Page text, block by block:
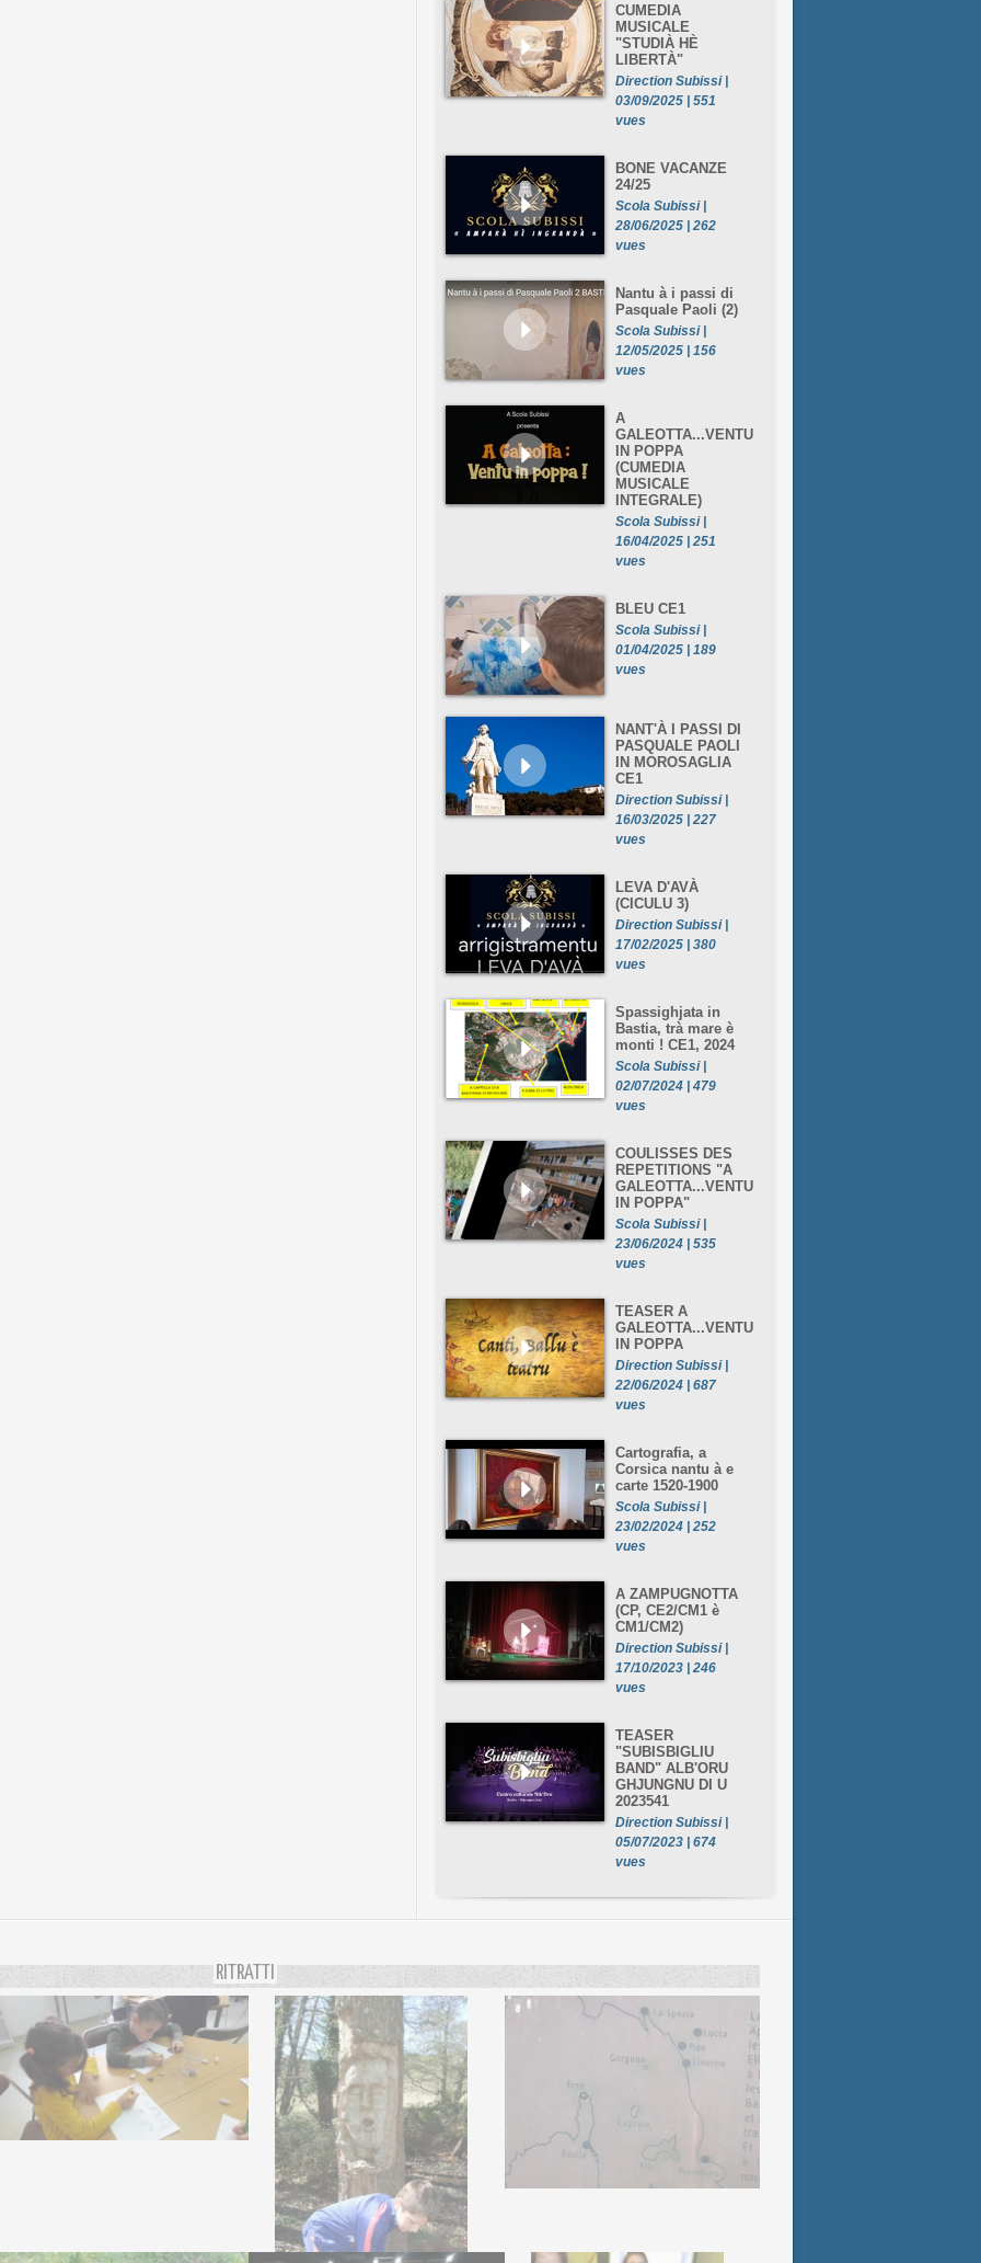
CUMEDIA
MUSICALE
"STUDIÀ HÈ
LIBERTÀ"
Direction Subissi |
03/09/2025 | 551
vues
BONE VACANZE
24/25
Scola Subissi |
28/06/2025 | 262
vues
Nantu à i passi di
Pasquale Paoli (2)
Scola Subissi |
12/05/2025 | 156
vues
A
GALEOTTA...VENTU
IN POPPA
(CUMEDIA
MUSICALE
INTEGRALE)
Scola Subissi |
16/04/2025 | 251
vues
BLEU CE1
Scola Subissi |
01/04/2025 | 189
vues
NANT'À I PASSI DI
PASQUALE PAOLI
IN MOROSAGLIA
CE1
Direction Subissi |
16/03/2025 | 227
vues
LEVA D'AVÀ
(CICULU 3)
Direction Subissi |
17/02/2025 | 380
vues
Spassighjata in
Bastia, trà mare è
monti ! CE1, 2024
Scola Subissi |
02/07/2024 | 479
vues
COULISSES DES
REPETITIONS "A
GALEOTTA...VENTU
IN POPPA"
Scola Subissi |
23/06/2024 | 535
vues
TEASER A
GALEOTTA...VENTU
IN POPPA
Direction Subissi |
22/06/2024 | 687
vues
Cartografia, a
Corsica nantu à e
carte 1520-1900
Scola Subissi |
23/02/2024 | 252
vues
A ZAMPUGNOTTA
(CP, CE2/CM1 è
CM1/CM2)
Direction Subissi |
17/10/2023 | 246
vues
TEASER
"SUBISBIGLIU
BAND" ALB'ORU
GHJUNGNU DI U
2023541
Direction Subissi |
05/07/2023 | 674
vues
RITRATTI